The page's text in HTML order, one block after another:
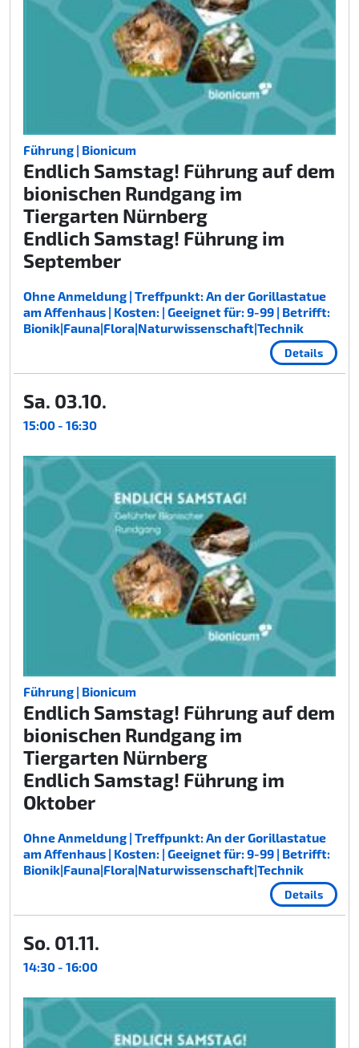
Führung | Bionicum
Endlich Samstag! Führung auf dem
bionischen Rundgang im
Tiergarten Nürnberg
Endlich Samstag! Führung im
September
Ohne Anmeldung | Treffpunkt: An der Gorillastatue
am Affenhaus | Kosten: | Geeignet für: 9-99 | Betrifft:
Bionik|Fauna|Flora|Naturwissenschaft|Technik
Details
Sa. 03.10.
15:00 - 16:30
Führung | Bionicum
Endlich Samstag! Führung auf dem
bionischen Rundgang im
Tiergarten Nürnberg
Endlich Samstag! Führung im
Oktober
Ohne Anmeldung | Treffpunkt: An der Gorillastatue
am Affenhaus | Kosten: | Geeignet für: 9-99 | Betrifft:
Bionik|Fauna|Flora|Naturwissenschaft|Technik
Details
So. 01.11.
14:30 - 16:00